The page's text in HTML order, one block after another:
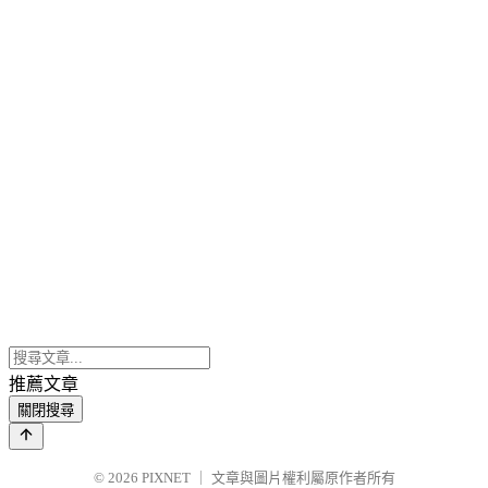
推薦文章
關閉搜尋
© 2026 PIXNET 文章與圖片權利屬原作者所有